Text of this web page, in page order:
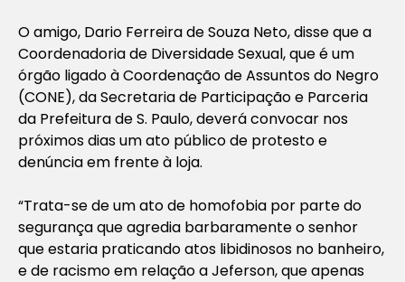
O amigo, Dario Ferreira de Souza Neto, disse que a
Coordenadoria de Diversidade Sexual, que é um
órgão ligado à Coordenação de Assuntos do Negro
(CONE), da Secretaria de Participação e Parceria
da Prefeitura de S. Paulo, deverá convocar nos
próximos dias um ato público de protesto e
denúncia em frente à loja.
“Trata-se de um ato de homofobia por parte do
segurança que agredia barbaramente o senhor
que estaria praticando atos libidinosos no banheiro,
e de racismo em relação a Jeferson, que apenas